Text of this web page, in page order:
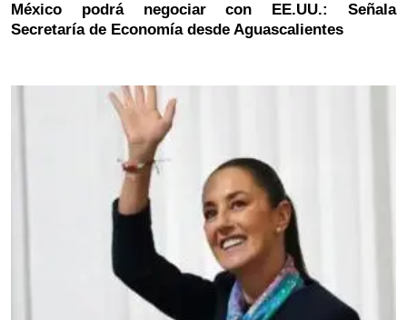
México podrá negociar con EE.UU.: Señala
Secretaría de Economía desde Aguascalientes